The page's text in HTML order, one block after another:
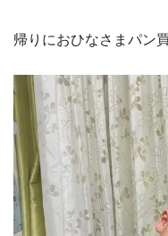
帰りにおひなさまパン